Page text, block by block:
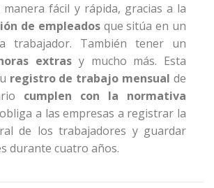
fácil y rápida, gracias a la
de empleadosque sitúa en un
trabajador. También tener un
extras y mucho más. Esta
registro de trabajo mensual de
cumplen con la normativa
a las empresas a registrar la
de los trabajadores y guardar
durante cuatro años.